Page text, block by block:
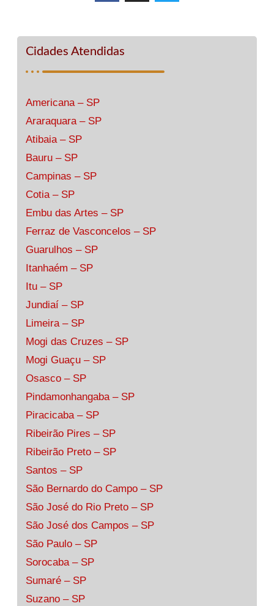
Cidades Atendidas
Americana – SP
Araraquara – SP
Atibaia – SP
Bauru – SP
Campinas – SP
Cotia – SP
Embu das Artes – SP
Ferraz de Vasconcelos – SP
Guarulhos – SP
Itanhaém – SP
Itu – SP
Jundiaí – SP
Limeira – SP
Mogi das Cruzes – SP
Mogi Guaçu – SP
Osasco – SP
Pindamonhangaba – SP
Piracicaba – SP
Ribeirão Pires – SP
Ribeirão Preto – SP
Santos – SP
São Bernardo do Campo – SP
São José do Rio Preto – SP
São José dos Campos – SP
São Paulo – SP
Sorocaba – SP
Sumaré – SP
Suzano – SP